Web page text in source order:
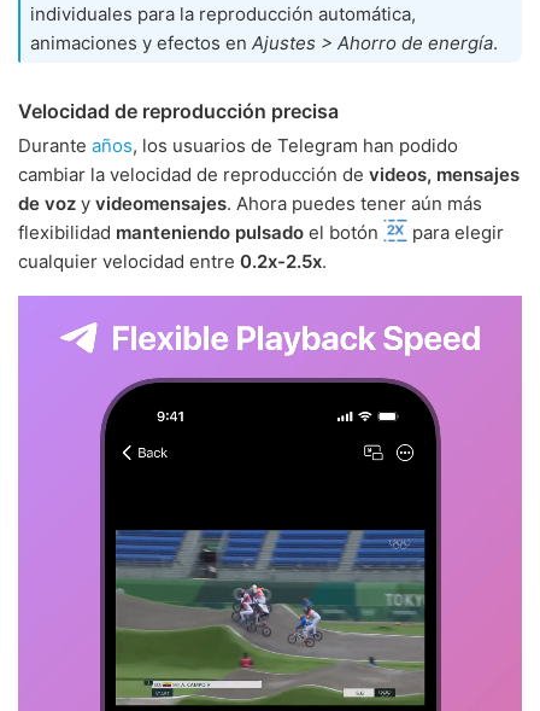
individuales para la reproducción automática,
animaciones y efectos en Ajustes > Ahorro de energía.
Velocidad de reproducción precisa
Durante años, los usuarios de Telegram han podido
cambiar la velocidad de reproducción de videos, mensajes
de voz y videomensajes. Ahora puedes tener aún más
flexibilidad manteniendo pulsado el botón
para elegir
cualquier velocidad entre 0.2x-2.5x.